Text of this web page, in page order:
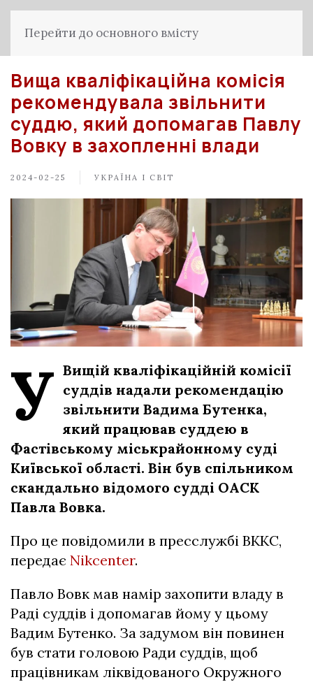
Перейти до основного вмісту
Вища кваліфікаційна комісія
рекомендувала звільнити
суддю, який допомагав Павлу
Вовку в захопленні влади
2024-02-25 УКРАЇНА І СВІТ
У Вищій кваліфікаційній комісії
суддів надали рекомендацію
звільнити Вадима Бутенка,
який працював суддею в
Фастівському міськрайонному суді
Київської області. Він був спільником
скандально відомого судді ОАСК
Павла Вовка.
Про це повідомили в пресслужбі ВККС,
передає Nikcenter.
Павло Вовк мав намір захопити владу в
Раді суддів і допомагав йому у цьому
Вадим Бутенко. За задумом він повинен
був стати головою Ради суддів, щоб
працівникам ліквідованого Окружного